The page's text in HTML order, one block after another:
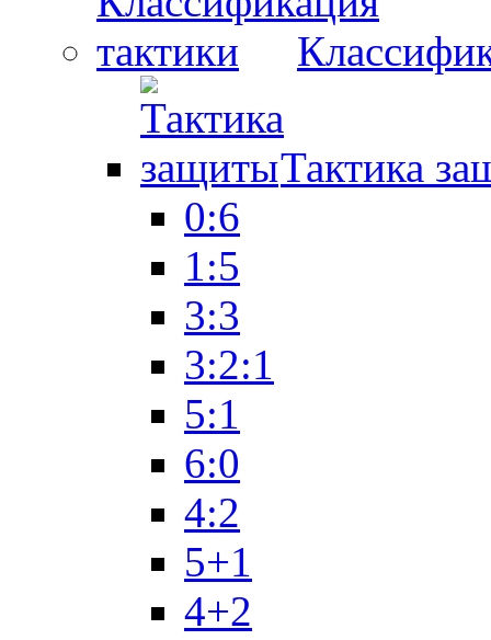
Тактика
0:6
1:5
3:3
3:2:1
5:1
6:0
4:2
5+1
4+2